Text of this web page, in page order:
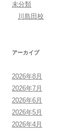
未分類
川島田校
アーカイブ
2026年8月
2026年7月
2026年6月
2026年5月
2026年4月